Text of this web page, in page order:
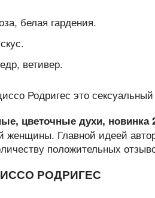
белая гардения.
ветивер.
цветочные духи, новинка
женщины. Главной идеей
положительных
РОДРИГЕС